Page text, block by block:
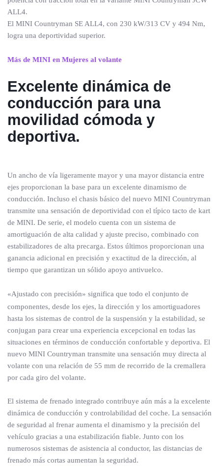
ALL4.
El MINI Countryman SE ALL4, con 230 kW/313 CV y 494 Nm,
logra una deportividad superior.
Más de MINI en Mujeres al volante
Excelente dinámica de
conducción para una
movilidad cómoda y
deportiva.
Un ancho de vía ligeramente mayor y una mayor distancia entre
ejes proporcionan la base para un excelente dinamismo de
conducción. Incluso el chasis básico del nuevo MINI Countryman
transmite una sensación de deportividad con el típico tacto de kart
de MINI. De serie, el modelo cuenta con un sistema de
amortiguación de alta calidad y ajuste preciso, combinado con
estabilizadores de alta precarga. Estos últimos proporcionan una
ganancia adicional en precisión y exactitud de la dirección, al
tiempo que garantizan un sólido apoyo antivuelco.
«Ajustado con precisión» significa que todo el conjunto de
componentes, desde los ejes, la dirección y los amortiguadores
hasta los sistemas de control de la suspensión y la estabilidad, se
conjugan para crear una experiencia excepcional en todas las
situaciones en términos de conducción confortable y deportiva. El
nuevo MINI Countryman transmite una sensación muy directa al
volante con una relación de 55 mm de recorrido de la cremallera
por cada giro del volante.
El sistema de frenado integrado contribuye aún más a la excelente
dinámica de conducción y controlabilidad del coche. La sensación
de seguridad al frenar aumenta el dinamismo y la precisión del
vehículo gracias a una estabilización fiable. Junto con los
numerosos sistemas de asistencia al conductor, las distancias de
frenado más cortas aumentan la seguridad.